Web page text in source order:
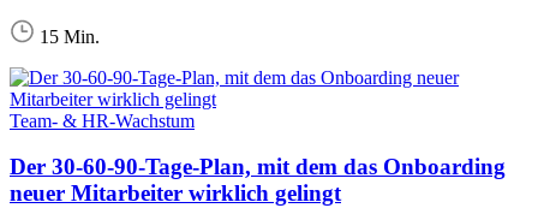
15 Min.
Team- & HR-Wachstum
Der 30-60-90-Tage-Plan, mit dem das Onboarding
neuer Mitarbeiter wirklich gelingt